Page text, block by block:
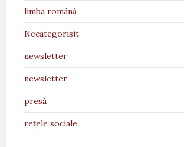
limba română
Necategorisit
newsletter
newsletter
presă
rețele sociale